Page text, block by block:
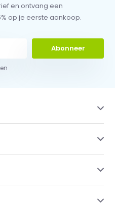
en ontvang een
op je eerste aankoop.
Abonneer